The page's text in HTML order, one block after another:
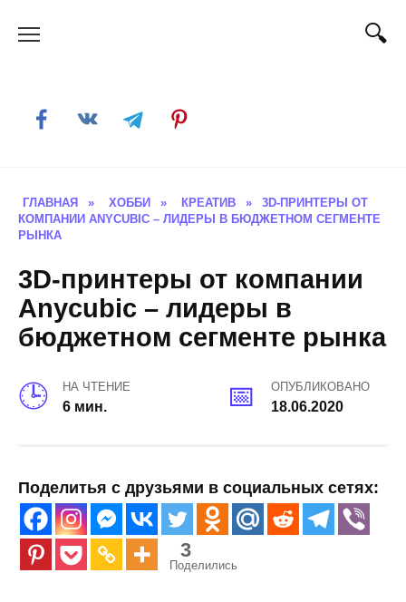
ГЛАВНАЯ » ХОББИ » КРЕАТИВ »
3D-ПРИНТЕРЫ ОТ
КОМПАНИИ ANYCUBIC – ЛИДЕРЫ В БЮДЖЕТНОМ СЕГМЕНТЕ
РЫНКА
3D-принтеры от компании
Anycubic – лидеры в
бюджетном сегменте рынка
НА ЧТЕНИЕ
6 мин.
ОПУБЛИКОВАНО
18.06.2020
Поделитья с друзьями в социальных сетях:
3
Поделились